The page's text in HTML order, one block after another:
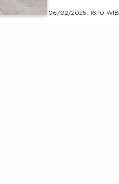
06/02/2025, 16:10 WIB